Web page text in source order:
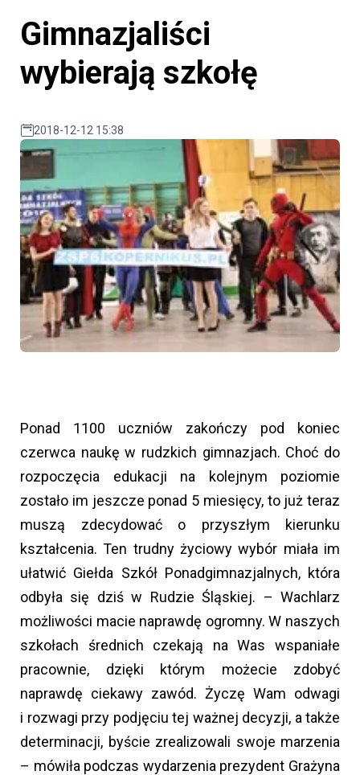
Gimnazjaliści
wybierają szkołę
2018-12-12 15:38
Ponad 1100 uczniów zakończy pod koniec
czerwca naukę w rudzkich gimnazjach. Choć do
rozpoczęcia edukacji na kolejnym poziomie
zostało im jeszcze ponad 5 miesięcy, to już teraz
muszą zdecydować o przyszłym kierunku
kształcenia. Ten trudny życiowy wybór miała im
ułatwić Giełda Szkół Ponadgimnazjalnych, która
odbyła się dziś w Rudzie Śląskiej. – Wachlarz
możliwości macie naprawdę ogromny. W naszych
szkołach średnich czekają na Was wspaniałe
pracownie, dzięki którym możecie zdobyć
naprawdę ciekawy zawód. Życzę Wam odwagi
i rozwagi przy podjęciu tej ważnej decyzji, a także
determinacji, byście zrealizowali swoje marzenia
– mówiła podczas wydarzenia prezydent Grażyna